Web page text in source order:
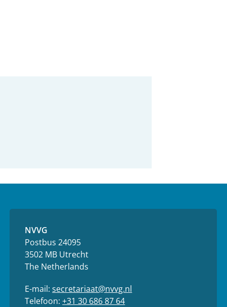
NVVG
Postbus 24095
3502 MB Utrecht
The Netherlands
E-mail:secretariaat@nvvg.nl
Telefoon:+31 30 686 87 64